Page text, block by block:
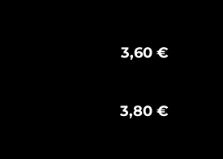
3,60 €
3,80 €